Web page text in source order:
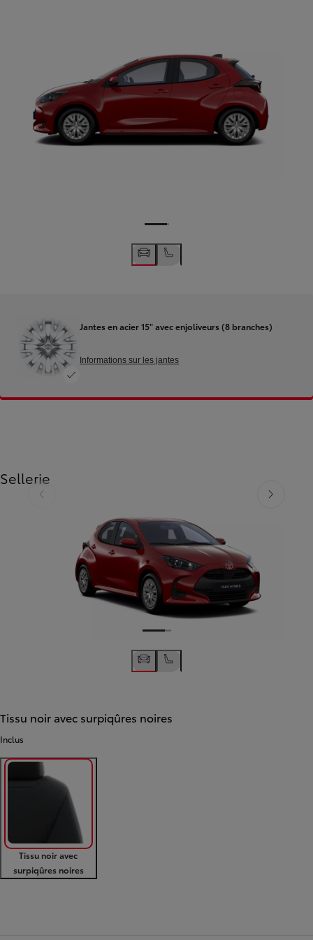
Jantes en acier 15" avec enjoliveurs (8 branches)
Informations sur les jantes
Sellerie
Diapositive précédente Diapositive
Tissu noir avec surpiqûres noires
Inclus
Tissu noir avec
surpiqûres noires